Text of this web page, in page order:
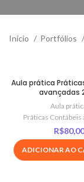
Início Portfólios
Aula prática
avançadas
Aula
Práticas Contábeis
R$80,00
ADICIONAR AO